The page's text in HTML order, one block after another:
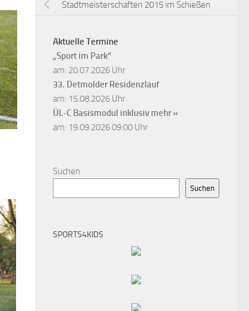
Stadtmeisterschaften 2015 im Schießen
Aktuelle Termine
„Sport im Park“
am: 20.07.2026 Uhr
33. Detmolder Residenzlauf
am: 15.08.2026 Uhr
ÜL-C Basismodul inklusiv mehr »
am: 19.09.2026 09:00 Uhr
Suchen
Suchen
SPORTS4KIDS